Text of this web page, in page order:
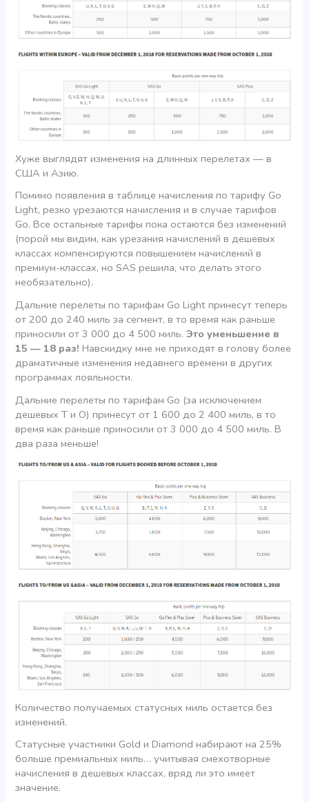
Хуже выглядят изменения на длинных перелетах — в
США и Азию.
Помимо появления в таблице начисления по тарифу Go
Light, резко урезаются начисления и в случае тарифов
Go. Все остальные тарифы пока остаются без изменений
(порой мы видим, как урезания начислений в дешевых
классах компенсируются повышением начислений в
премиум-классах, но SAS решила, что делать этого
необязательно).
Дальние перелеты по тарифам Go Light принесут теперь
от 200 до 240 миль за сегмент, в то время как раньше
приносили от 3 000 до 4 500 миль.Это уменьшение в
15 — 18 раз! Навскидку мне не приходят в голову более
драматичные изменения недавнего времени в других
программах лояльности.
Дальние перелеты по тарифам Go (за исключением
дешевых Т и О) принесут от 1 600 до 2 400 миль, в то
время как раньше приносили от 3 000 до 4 500 миль. В
два раза меньше!
Количество получаемых статусных миль остается без
изменений.
Статусные участники Gold и Diamond набирают на 25%
больше премиальных миль… учитывая смехотворные
начисления в дешевых классах, вряд ли это имеет
значение.